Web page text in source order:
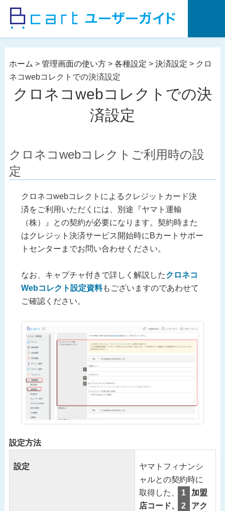
ホーム > 管理画面の使い方> 各種設定 > 決済設定 > クロ
ネコwebコレクトでの決済設定
クロネコwebコレクトでの決
済設定
クロネコwebコレクトご利用時の設
定
クロネコwebコレクトによるクレジットカード決
済をご利用いただくには、別途『ヤマト運輸
（株）』との契約が必要になります。契約時また
はクレジット決済サービス開始時にBカートサポー
トセンターまでお問い合わせください。
なお、キャプチャ付きで詳しく解説したクロネコ
Webコレクト設定資料もございますのであわせて
ご確認ください。
設定方法
設定
ヤマトフィナンシ
ャルとの契約時に
取得した、
1
加盟
店コード、
2
アク